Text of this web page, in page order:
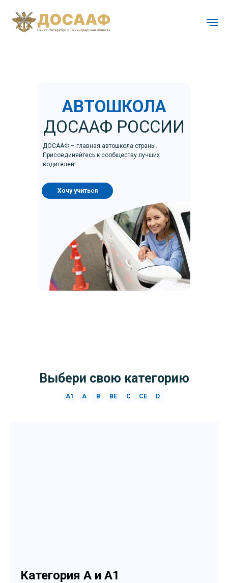
АВТОШКОЛА
ДОСААФ РОССИИ
ДОСААФ – главная автошкола страны.
Присоединяйтесь к сообществу лучших
водителей!
Хочу учиться
Выбери свою категорию
A1 A B BE C CE D
Категория А и А1